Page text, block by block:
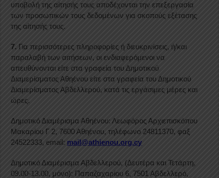
υποβολή της αίτησής τους αποδέχονται την επεξεργασία
των προσωπικών τους δεδομένων για σκοπούς εξέτασης
της αίτησής τους.
7. Για περισσότερες πληροφορίες ή διευκρινίσεις, ή/και
παραλαβή των αιτήσεων, οι ενδιαφερόμενοι να
απευθύνονται είτε στα γραφεία του Δημοτικού
Διαμερίσματος Αθηένου είτε στα γραφεία του Δημοτικού
Διαμερίσματος Αβδελλερού, κατά τις εργάσιμες μέρες και
ώρες.
Δημοτικό Διαμέρισμα Αθηένου: Λεωφόρος Αρχιεπισκόπου
Μακαρίου Γ 2, 7600 Αθηένου, τηλέφωνο 24811370, φαξ
24522333, email: mail@athienou.org.cy
Δημοτικό Διαμέρισμα Αβδελλερού, (Δευτέρα και Τετάρτη,
09.00-13.00, μόνο): Παπαζαχαρίου 6, 7501 Αβδελλερό,